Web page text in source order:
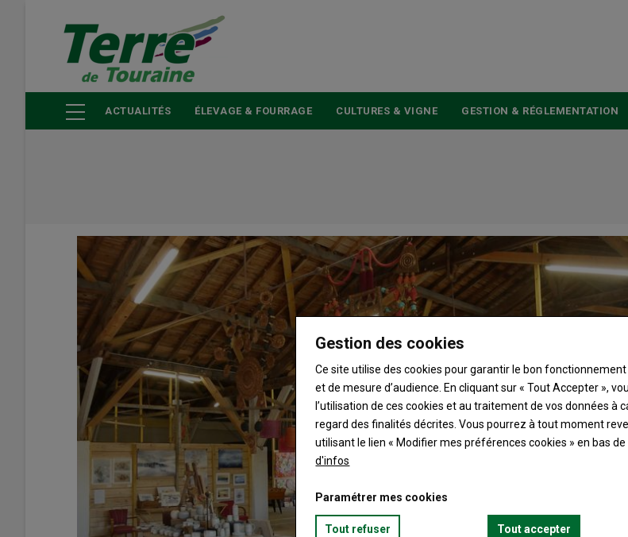
principal
ACTUALITÉS ÉLEVAGE & FOURRAGE CULTURES & VIGNE GESTION & RÉGLEMENTATION
Gestion des cookies
Ce site utilise des cookies pour garantir le bon
et de mesure d’audience. En cliquant sur « Tout Accepter »,
l’utilisation de ces cookies et au traitement de vos données à
regard des finalités décrites. Vous pourrez à tout moment
utilisant le lien « Modifier mes préférences cookies » en bas de
d'infos
Paramétrer mes cookies
Tout refuser Tout accepter